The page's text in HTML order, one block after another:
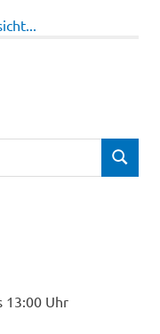
SUCHEN
13:00 Uhr